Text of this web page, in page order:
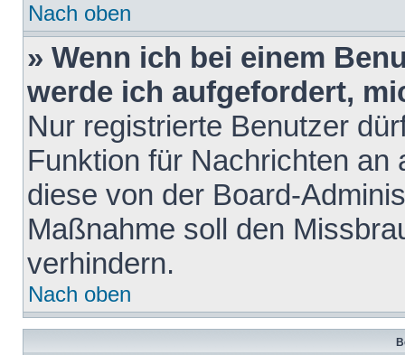
Nach oben
» Wenn ich bei einem
werde ich aufgefordert,
Nur registrierte Benutzer
Funktion für Nachrichten
diese von der Board-
Maßnahme soll den
verhindern.
Nach oben